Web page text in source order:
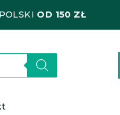
OD 150 ZŁ